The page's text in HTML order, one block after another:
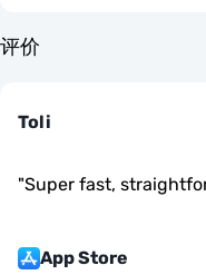
评价
Toli
"Super fast,
App Store